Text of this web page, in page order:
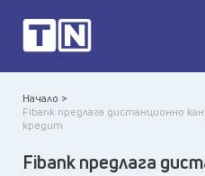
Начало >
Fibank предлага дистанционно
кредит
Fibank предлага